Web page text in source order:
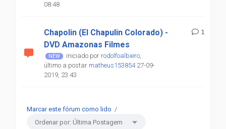
08:48
Chapolin (El Chapulin Colorado) -
DVD Amazonas Filmes
iniciado por rodolfoalbiero,
último a postar matheus15385427-09-
2019, 23:43
1
Marcar este fórum como lido /